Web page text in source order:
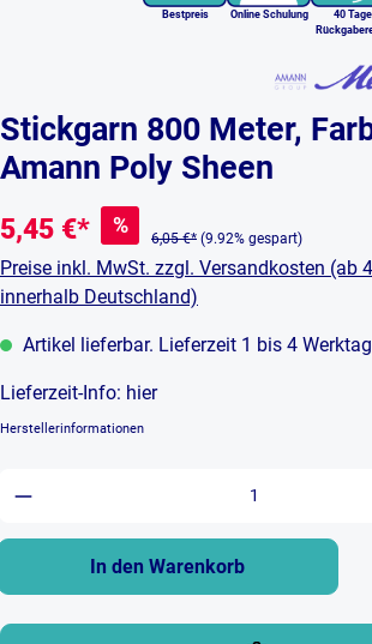
Bestpreis Online Schulung
40 Tage
Stickgarn 800 Meter,
Amann Poly Sheen
5,45 €* %
6,05 €* (9.92% gespart)
Preise inkl. MwSt. zzgl. Versandkosten (ab
innerhalb Deutschland)
Artikel lieferbar. Lieferzeit 1 bis 4
Lieferzeit-Info: hier
Herstellerinformationen
Anzahl: Gib den
In den Warenkorb